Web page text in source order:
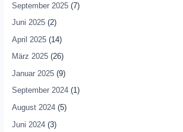
September 2025(7)
Juni 2025(2)
April 2025(14)
März 2025(26)
Januar 2025(9)
September 2024(1)
August 2024(5)
Juni 2024(3)